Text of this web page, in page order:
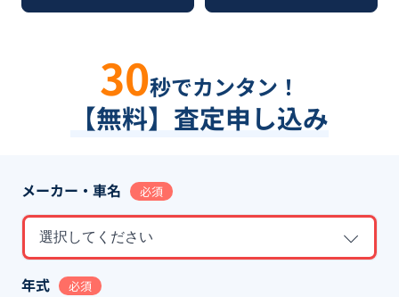
30秒でカンタン！
【無料】査定申し込み
メーカー・車名 必須
選択してください
年式 必須